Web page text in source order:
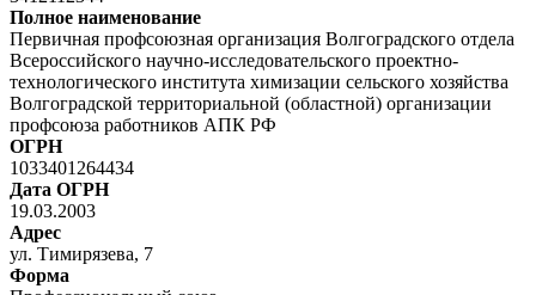
Полное наименование
Первичная профсоюзная организация Волгоградского отдела
Всероссийского научно-исследовательского проектно-
технологического института химизации сельского хозяйства
Волгоградской территориальной (областной) организации
профсоюза работников АПК РФ
ОГРН
1033401264434
Дата ОГРН
19.03.2003
Адрес
ул. Тимирязева, 7
Форма